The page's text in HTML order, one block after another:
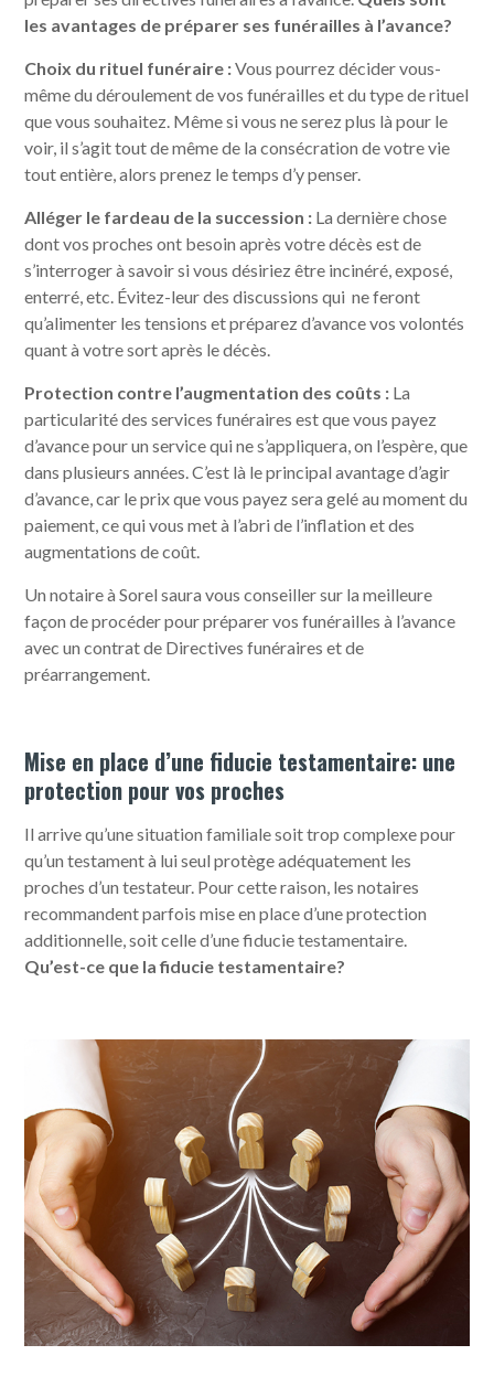
les avantages de préparer ses funérailles à l’avance?
Choix du rituel funéraire :Vous pourrez décider vous-
même du déroulement de vos funérailles et du type de rituel
que vous souhaitez. Même si vous ne serez plus là pour le
voir, il s’agit tout de même de la consécration de votre vie
tout entière, alors prenez le temps d’y penser.
Alléger le fardeau de la succession : La dernière chose
dont vos proches ont besoin après votre décès est de
s’interroger à savoir si vous désiriez être incinéré, exposé,
enterré, etc. Évitez-leur des discussions qui ne feront
qu’alimenter les tensions et préparez d’avance vos volontés
quant à votre sort après le décès.
Protection contre l’augmentation des coûts : La
particularité des services funéraires est que vous payez
d’avance pour un service qui ne s’appliquera, on l’espère, que
dans plusieurs années. C’est là le principal avantage d’agir
d’avance, car le prix que vous payez sera gelé au moment du
paiement, ce qui vous met à l’abri de l’inflation et des
augmentations de coût.
Un notaire à Sorel saura vous conseiller sur la meilleure
façon de procéder pour préparer vos funérailles à l’avance
avec un contrat de Directives funéraires et de
préarrangement.
Mise en place d’une fiducie testamentaire: une
protection pour vos proches
Il arrive qu’une situation familiale soit trop complexe pour
qu’un testament à lui seul protège adéquatement les
proches d’un testateur. Pour cette raison, les notaires
recommandent parfois mise en place d’une protection
additionnelle, soit celle d’une fiducie testamentaire.
Qu’est-ce que la fiducie testamentaire?